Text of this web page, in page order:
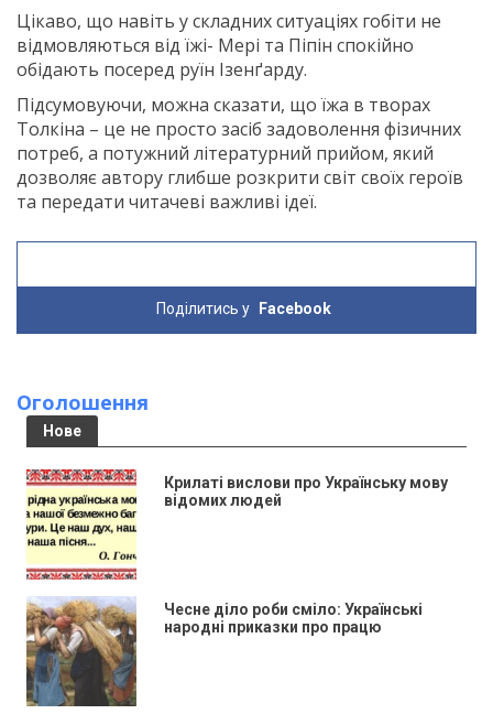
Цікаво, що навіть у складних ситуаціях гобіти не
відмовляються від їжі- Мері та Піпін спокійно
обідають посеред руїн Ізенґарду.
Підсумовуючи, можна сказати, що їжа в творах
Толкіна – це не просто засіб задоволення фізичних
потреб, а потужний літературний прийом, який
дозволяє автору глибше розкрити світ своїх героїв
та передати читачеві важливі ідеї.
Поділитись у Facebook
Оголошення
Нове
Крилаті вислови про Українську мову
відомих людей
Чесне діло роби сміло: Українські
народні приказки про працю